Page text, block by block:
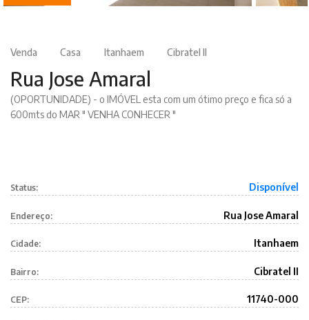
Venda Casa Itanhaem Cibratel II
Rua Jose Amaral
(OPORTUNIDADE) - o IMÓVEL esta com um ótimo preço e fica só a
600mts do MAR " VENHA CONHECER "
Status: Disponível
Endereço: Rua Jose Amaral
Cidade: Itanhaem
Bairro: Cibratel II
CEP: 11740-000